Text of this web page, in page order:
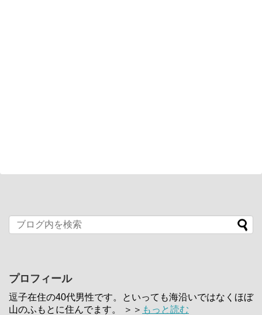
プロフィール
逗子在住の40代男性です。といっても海沿いではなくほぼ
山のふもとに住んでます。 ＞＞ もっと読む